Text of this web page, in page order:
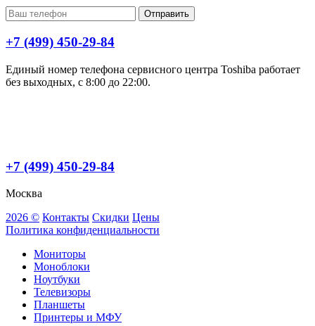
Отправить
+7 (499) 450-29-84
Единый номер телефона сервисного центра Toshiba работает
без выходных, с 8:00 до 22:00.
+7 (499) 450-29-84
Москва
2026 © Контакты Скидки Цены
Политика конфиденциальности
Мониторы
Моноблоки
Ноутбуки
Телевизоры
Планшеты
Принтеры и МФУ